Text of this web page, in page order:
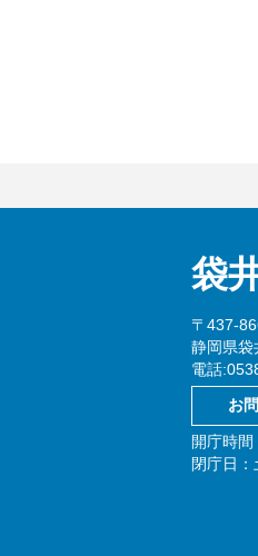
袋
〒437-
静岡県袋
電話
お
開庁時
閉庁日